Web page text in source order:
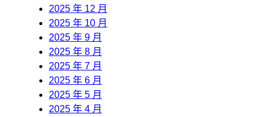
2025 年 12 月
2025 年 10 月
2025 年 9 月
2025 年 8 月
2025 年 7 月
2025 年 6 月
2025 年 5 月
2025 年 4 月